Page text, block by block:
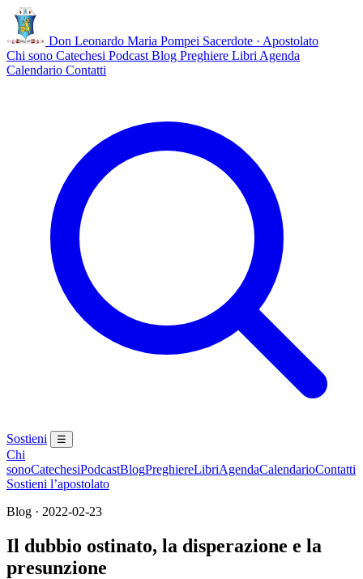
Don Leonardo Maria Pompei Sacerdote · Apostolato
Chi sono Catechesi Podcast Blog Preghiere Libri Agenda
Calendario Contatti
Sostieni ☰
Chi
sonoCatechesiPodcastBlogPreghiereLibriAgendaCalendarioContatti
Sostieni l’apostolato
Blog · 2022-02-23
Il dubbio ostinato, la disperazione e la
presunzione